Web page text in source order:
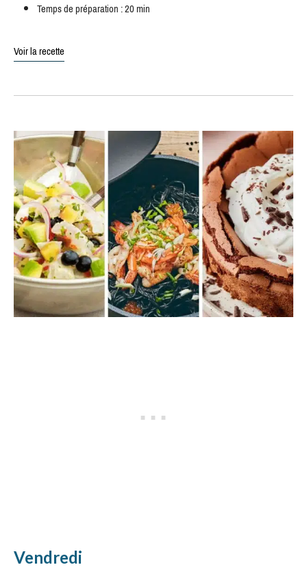
Temps de préparation : 20 min
Voir la recette
Vendredi